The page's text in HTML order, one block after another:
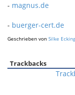
- magnus.de
- buerger-cert.de
Geschrieben von Silke
Trackbacks